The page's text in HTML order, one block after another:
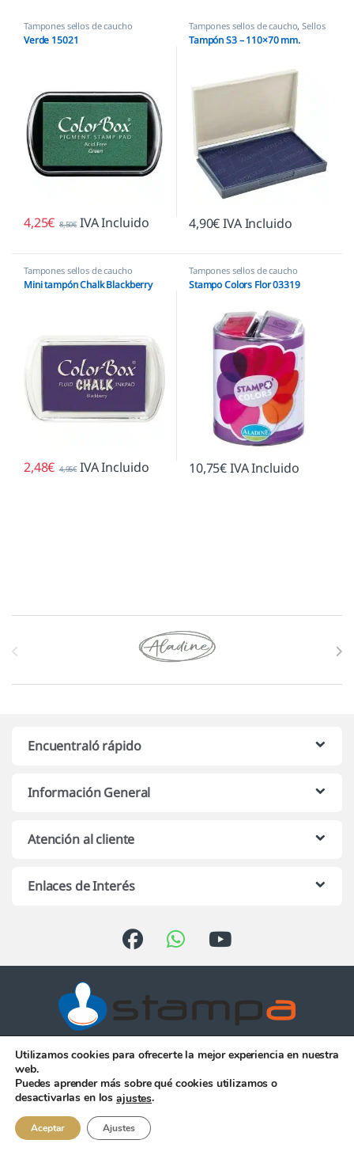
Tampones sellos de caucho
Verde 15021
4,25€ 8,50€ IVA Incluido
Tampones sellos de caucho,Sellos
empresas
Tampón S3 – 110×70 mm.
4,90€IVA Incluido
Tampones sellos de caucho
Mini tampón Chalk Blackberry
2,48€ 4,95€ IVA Incluido
Tampones sellos de caucho
Stampo Colors Flor 03319
10,75€IVA Incluido
Marcas De Carrusel
Encuentraló rápido
Información General
Atención al cliente
Enlaces de Interés
Atención telefónica de 10:00 h.
956 344 058
Utilizamos cookies para ofrecerte la mejor experiencia en nuestra
web.
Puedes aprender más sobre qué cookies utilizamos o
desactivarlas en losajustes.
Aceptar Ajustes